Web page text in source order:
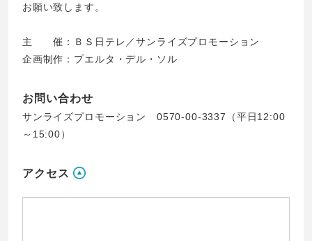
お願い致します。
主 催：ＢＳ日テレ／サンライズプロモーション
企画制作：プエルタ・デル・ソル
お問い合わせ
サンライズプロモーション 0570-00-3337（平日12:00
～15:00）
アクセス